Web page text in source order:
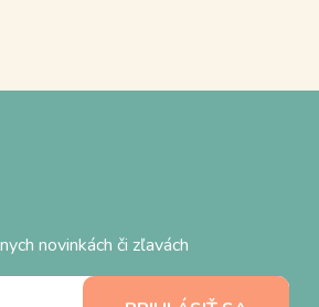
novinkách či zľavách